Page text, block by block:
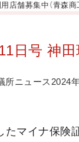
集中（青森商工会議
日号 神田
所ニュース2024
マイナ保険